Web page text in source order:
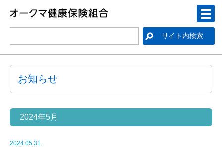
お知らせ
2024年5月
2024.05.31